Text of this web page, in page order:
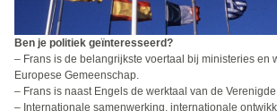
Ben je politiek geïnteresseerd?
– Frans is de belangrijkste voertaal bij ministeries en
Europese Gemeenschap.
– Frans is naast Engels de werktaal van de
– Internationale samenwerking, internationale